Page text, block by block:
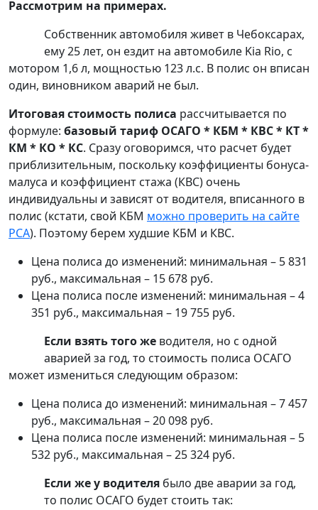
Рассмотрим на примерах.
Собственник автомобиля живет в Чебоксарах,
ему 25 лет, он ездит на автомобиле Kia Rio, с
мотором 1,6 л, мощностью 123 л.с. В полис он вписан
один, виновником аварий не был.
Итоговая стоимость полиса рассчитывается по
формуле: базовый тариф ОСАГО * КБМ * КВС * КТ *
КМ * КО * КС. Сразу оговоримся, что расчет будет
приблизительным, поскольку коэффициенты бонуса-
малуса и коэффициент стажа (КВС) очень
индивидуальны и зависят от водителя, вписанного в
полис (кстати, свой КБМ можно проверить на сайте
РСА). Поэтому берем худшие КБМ и КВС.
Цена полиса до изменений: минимальная – 5 831
руб., максимальная – 15 678 руб.
Цена полиса после изменений: минимальная – 4
351 руб., максимальная – 19 755 руб.
Если взять того же водителя, но с одной
аварией за год, то стоимость полиса ОСАГО
может измениться следующим образом:
Цена полиса до изменений: минимальная – 7 457
руб., максимальная – 20 098 руб.
Цена полиса после изменений: минимальная – 5
532 руб., максимальная – 25 324 руб.
Если же у водителя было две аварии за год,
то полис ОСАГО будет стоить так: